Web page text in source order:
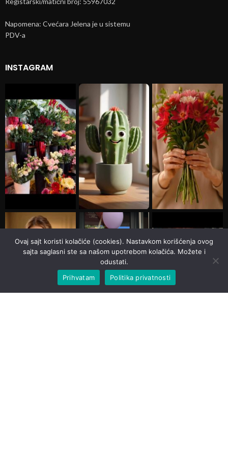
Napomena: Cvećara Jelena je u sistemu
PDV-a
INSTAGRAM
Ovaj sajt koristi kolačiće (cookies). Nastavkom korišćenja ovog
sajta saglasni ste sa našom upotrebom kolačića. Možete i
odustati.
Prihvatam
Politika privatnosti